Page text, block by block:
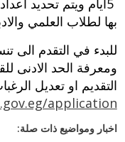
‬5‮ ‬أيام ويتم تحديد
بها لطلاب العلمي
للبدء في التقدم الى
ومعرفة الحد الادنى
التقديم او تعديل
application
اخبار ومواضيع ذات صلة: